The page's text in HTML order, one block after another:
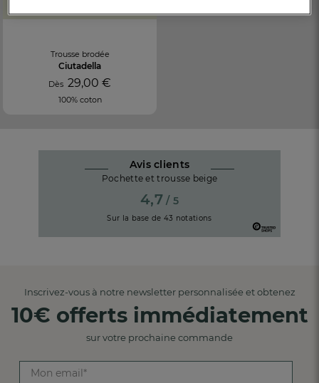
Trousse brodée
Ciutadella
Dès29,00 €
100% coton
Avis clients
Pochette et trousse beige
4,7 / 5
Sur la base de 43 notations
Inscrivez-vous à notre newsletter personnalisée et obtenez
10€ offerts immédiatement
sur votre prochaine commande